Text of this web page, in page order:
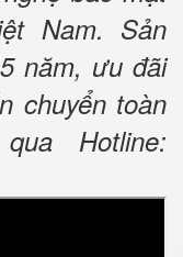
Nam. Sản
năm, ưu đãi
chuyển toàn
Hotline: